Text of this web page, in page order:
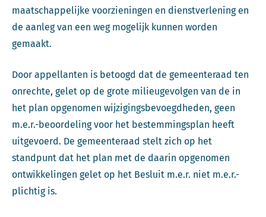
maatschappelijke voorzieningen en dienstverlening en
de aanleg van een weg mogelijk kunnen worden
gemaakt.
Door appellanten is betoogd dat de gemeenteraad ten
onrechte, gelet op de grote milieugevolgen van de in
het plan opgenomen wijzigingsbevoegdheden, geen
m.e.r.-beoordeling voor het bestemmingsplan heeft
uitgevoerd. De gemeenteraad stelt zich op het
standpunt dat het plan met de daarin opgenomen
ontwikkelingen gelet op het Besluit m.e.r. niet m.e.r.-
plichtig is.